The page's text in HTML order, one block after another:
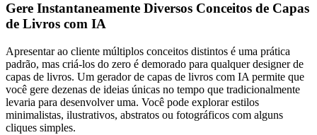
Gere Instantaneamente Diversos Conceitos de Capas
de Livros com IA
Apresentar ao cliente múltiplos conceitos distintos é uma prática
padrão, mas criá-los do zero é demorado para qualquer designer de
capas de livros. Um gerador de capas de livros com IA permite que
você gere dezenas de ideias únicas no tempo que tradicionalmente
levaria para desenvolver uma. Você pode explorar estilos
minimalistas, ilustrativos, abstratos ou fotográficos com alguns
cliques simples.